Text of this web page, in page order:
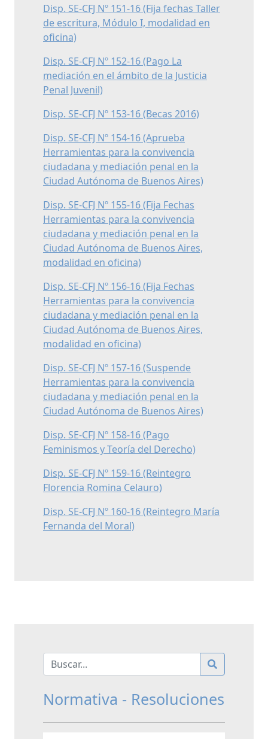
Disp. SE-CFJ Nº 151-16 (Fija fechas Taller
de escritura, Módulo I, modalidad en
oficina)
Disp. SE-CFJ Nº 152-16 (Pago La
mediación en el ámbito de la Justicia
Penal Juvenil)
Disp. SE-CFJ Nº 153-16 (Becas 2016)
Disp. SE-CFJ Nº 154-16 (Aprueba
Herramientas para la convivencia
ciudadana y mediación penal en la
Ciudad Autónoma de Buenos Aires)
Disp. SE-CFJ Nº 155-16 (Fija Fechas
Herramientas para la convivencia
ciudadana y mediación penal en la
Ciudad Autónoma de Buenos Aires,
modalidad en oficina)
Disp. SE-CFJ Nº 156-16 (Fija Fechas
Herramientas para la convivencia
ciudadana y mediación penal en la
Ciudad Autónoma de Buenos Aires,
modalidad en oficina)
Disp. SE-CFJ Nº 157-16 (Suspende
Herramientas para la convivencia
ciudadana y mediación penal en la
Ciudad Autónoma de Buenos Aires)
Disp. SE-CFJ Nº 158-16 (Pago
Feminismos y Teoría del Derecho)
Disp. SE-CFJ Nº 159-16 (Reintegro
Florencia Romina Celauro)
Disp. SE-CFJ Nº 160-16 (Reintegro María
Fernanda del Moral)
Normativa - Resoluciones